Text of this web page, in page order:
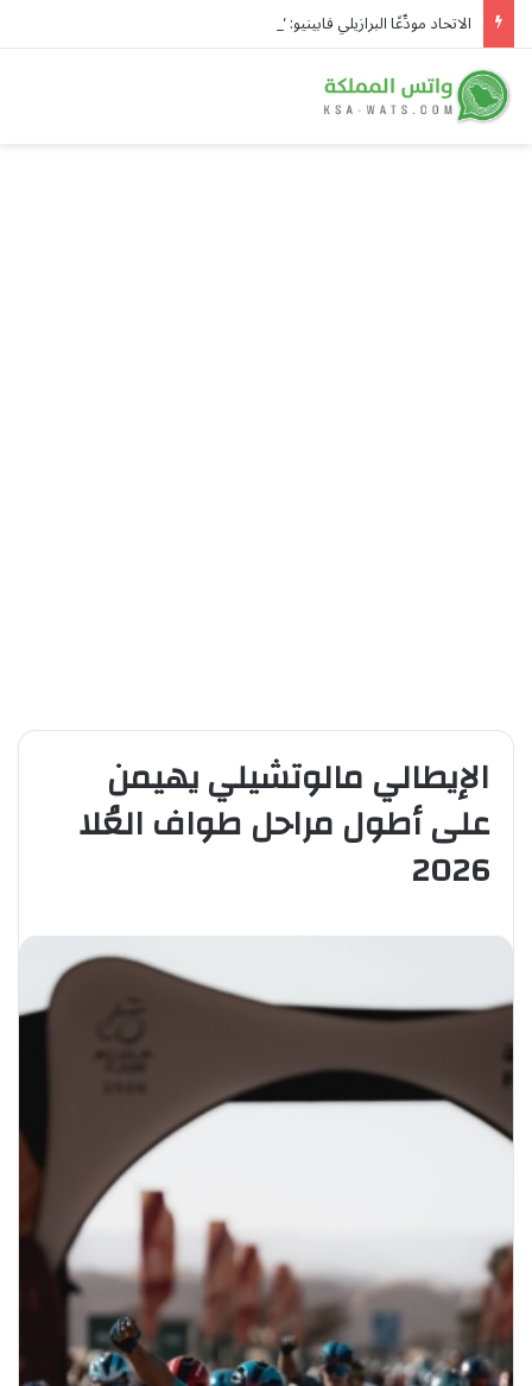
الإيطالي مالوتشيلي يهيمن
على أطول مراحل طواف العُلا
2026